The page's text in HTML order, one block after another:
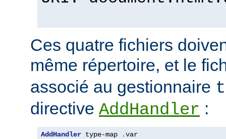
Ces quatre fichiers
même répertoire, et le
associé au gestionnaire
directive AddHandler :
AddHandler type-map .var